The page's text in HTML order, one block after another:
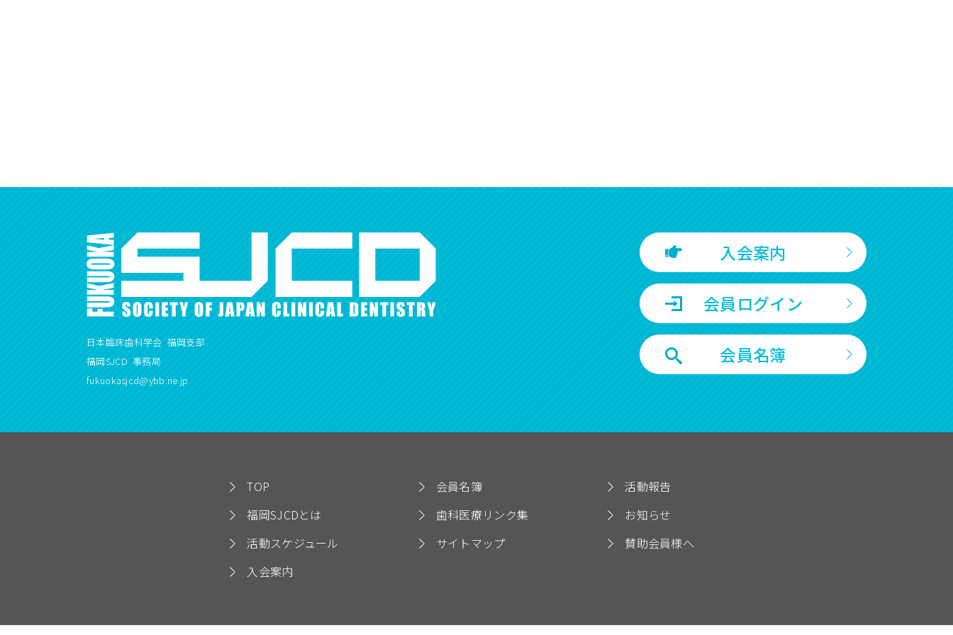
日本臨床歯科学会 福岡支部
福岡SJCD 事務局
fukuokasjcd@ybb.ne.jp
入会案内
会員ログイン
会員名簿
TOP
福岡SJCDとは
活動スケジュール
入会案内
会員名簿
歯科医療リンク集
サイトマップ
活動報告
お知らせ
賛助会員様へ